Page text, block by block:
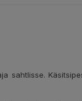
sahtlisse.